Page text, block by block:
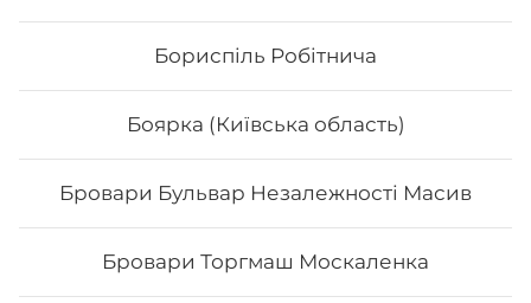
Бориспіль Робітнича
Боярка (Київська область)
Бровари Бульвар Незалежності Масив
Бровари Торгмаш Москаленка
Футомак з куркою